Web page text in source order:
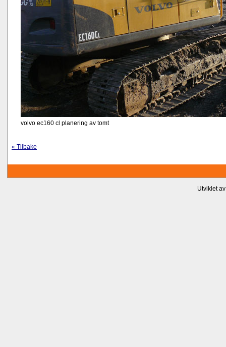
volvo ec160 cl planering av tomt
« Tilbake
Utviklet